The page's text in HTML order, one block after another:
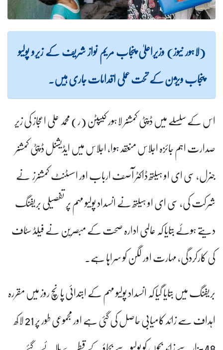
(لاہور نیوز) وزیراعلیٰ پنجاب مریم نواز شریف کے زیرو پولیو
پنجاب ویژن کے تحت عملی اقدامات جاری ہیں۔
اس کے سلسلے میں ڈپٹی کمشنر لاہور کیپٹن (ر) محمد علی اعجاز کی زیر
صدارت اہم جائزہ اجلاس منعقد ہوا، اجلاس میں ایڈیشنل ڈپٹی کمشنر
جنرل، سی ای او ہیلتھ ڈاکٹر آصف ارباب اور اسسٹنٹ کمشنرز نے
شرکت کی، سی ای او ہیلتھ نے انسداد پولیو مہم پر تفصیلی بریفنگ
دیتے ہوئے بتایا کہ عالمی ادارہ صحت کے مبصرین نے فیلڈ سٹاف
کی کارکردگی، مہارت اور لگن کو سراہا ہے۔
بریفنگ میں بتایا گیا کہ انسداد پولیو مہم کے ابتدائی پانچ روز میں مقررہ
اہداف سے زائد کامیابی حاصل کی گئی ہے اور مجموعی طور پر 21 لاکھ